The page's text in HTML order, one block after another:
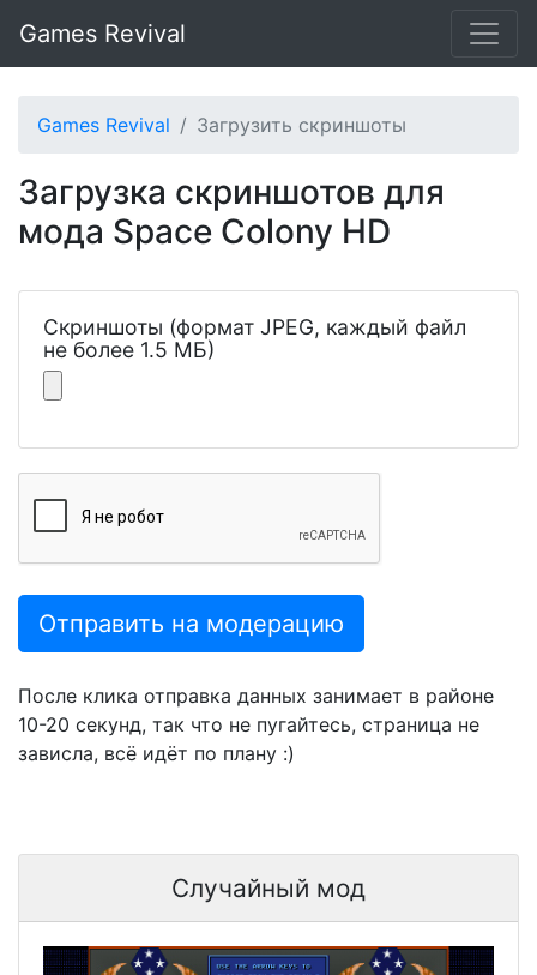
Games Revival
Games Revival Загрузить скриншоты
Загрузка скриншотов для
мода Space Colony HD
Скриншоты (формат JPEG, каждый файл
не более 1.5 МБ)
Отправить на модерацию
После клика отправка данных занимает в районе
10-20 секунд, так что не пугайтесь, страница не
зависла, всё идёт по плану :)
Случайный мод